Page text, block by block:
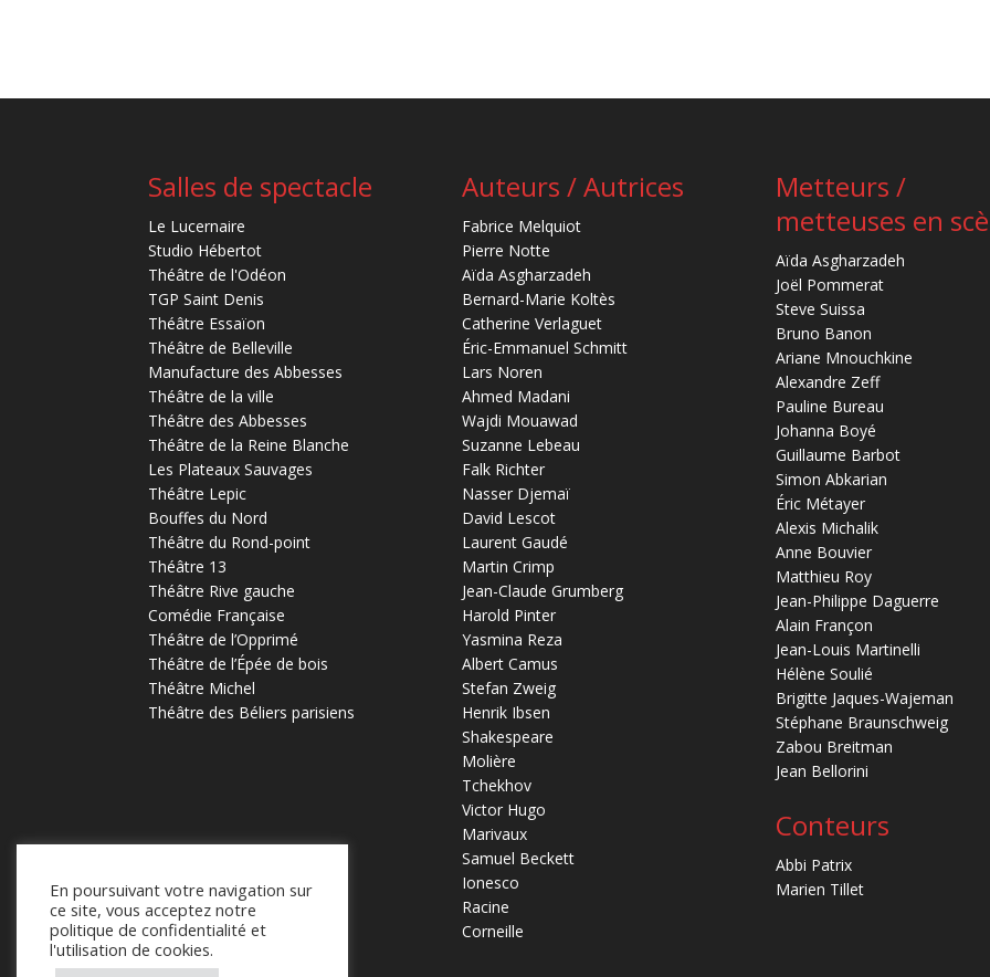
Salles de spectacle
Le Lucernaire
Studio Hébertot
Théâtre de l'Odéon
TGP Saint Denis
Théâtre Essaïon
Théâtre de Belleville
Manufacture des Abbesses
Théâtre de la ville
Théâtre des Abbesses
Théâtre de la Reine Blanche
Les Plateaux Sauvages
Théâtre Lepic
Bouffes du Nord
Théâtre du Rond-point
Théâtre 13
Théâtre Rive gauche
Comédie Française
Théâtre de l’Opprimé
Théâtre de l’Épée de bois
Théâtre Michel
Théâtre des Béliers parisiens
Auteurs / Autrices
Fabrice Melquiot
Pierre Notte
Aïda Asgharzadeh
Bernard-Marie Koltès
Catherine Verlaguet
Éric-Emmanuel Schmitt
Lars Noren
Ahmed Madani
Wajdi Mouawad
Suzanne Lebeau
Falk Richter
Nasser Djemaï
David Lescot
Laurent Gaudé
Martin Crimp
Jean-Claude Grumberg
Harold Pinter
Yasmina Reza
Albert Camus
Stefan Zweig
Henrik Ibsen
Shakespeare
Molière
Tchekhov
Victor Hugo
Marivaux
Samuel Beckett
Ionesco
Racine
Corneille
Metteurs /
metteuses en
Aïda Asgharzadeh
Joël Pommerat
Steve Suissa
Bruno Banon
Ariane Mnouchkine
Alexandre Zeff
Pauline Bureau
Johanna Boyé
Guillaume Barbot
Simon Abkarian
Éric Métayer
Alexis Michalik
Anne Bouvier
Matthieu Roy
Jean-Philippe Daguerre
Alain Françon
Jean-Louis Martinelli
Hélène Soulié
Brigitte Jaques-Wajeman
Stéphane Braunschweig
Zabou Breitman
Jean Bellorini
Conteurs
Abbi Patrix
Marien Tillet
En poursuivant votre navigation sur
ce site, vous acceptez notre
politique de confidentialité et
l'utilisation de cookies.